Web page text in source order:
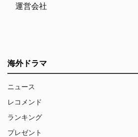
運営会社
海外ドラマ
ニュース
レコメンド
ランキング
プレゼント